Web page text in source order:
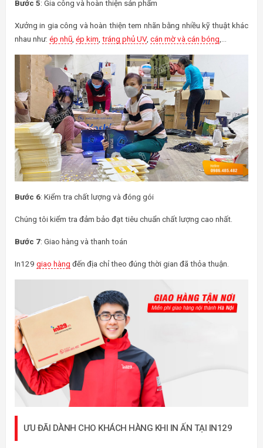
Bước 5: Gia công và hoàn thiện sản phẩm
Xưởng in gia công và hoàn thiện tem nhãn bằng nhiều kỹ thuật khác
nhau như: ép nhũ ép kim tráng phủ UV, cán mờ và cán bóng
Bước 6: Kiểm tra chất lượng và đóng gói
Chúng tôi kiểm tra đảm bảo đạt tiêu chuẩn chất lượng cao nhất.
Bước 7: Giao hàng và thanh toán
In129 giao hàng đến địa chỉ theo đúng thời gian đã thỏa thuận.
ƯU ĐÃI DÀNH CHO KHÁCH HÀNG KHI IN ẤN TẠI IN129